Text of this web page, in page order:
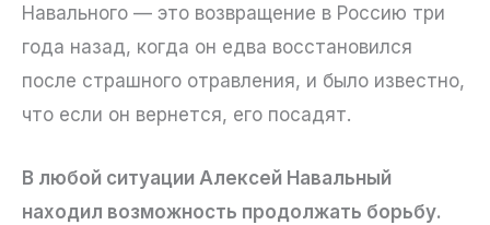
Навального — это возвращение в Россию три
года назад, когда он едва восстановился
после страшного отравления, и было известно,
что если он вернется, его посадят.
В любой ситуации Алексей Навальный
находил возможность продолжать борьбу.